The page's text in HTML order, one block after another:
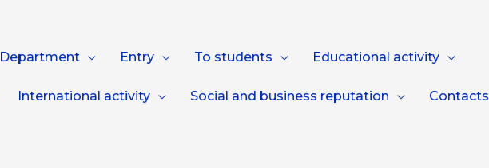
Entry To students Educational activity
International activity Social and business reputation Contacts